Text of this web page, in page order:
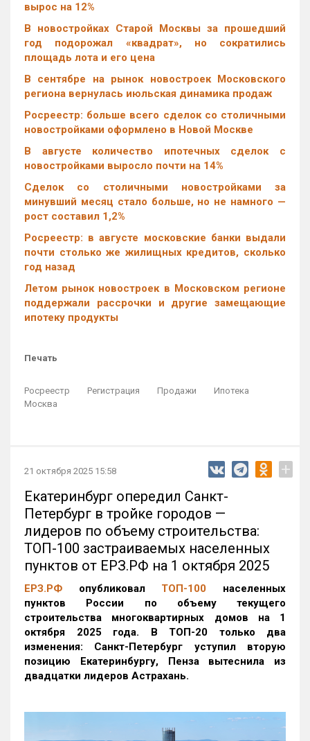
вырос на 12%
В новостройках Старой Москвы за прошедший
год подорожал «квадрат», но сократились
площадь лота и его цена
В сентябре на рынок новостроек Московского
региона вернулась июльская динамика продаж
Росреестр: больше всего сделок со столичными
новостройками оформлено в Новой Москве
В августе количество ипотечных сделок с
новостройками выросло почти на 14%
Cделок со столичными новостройками за
минувший месяц стало больше, но не намного —
рост составил 1,2%
Росреестр: в августе московские банки выдали
почти столько же жилищных кредитов, сколько
год назад
Летом рынок новостроек в Московском регионе
поддержали рассрочки и другие замещающие
ипотеку продукты
Печать
Росреестр Регистрация Продажи
Ипотека
Москва
21 октября 2025 15:58 +
Екатеринбург опередил Санкт-
Петербург в тройке городов —
лидеров по объему строительства:
ТОП-100 застраиваемых населенных
пунктов от ЕРЗ.РФ на 1 октября 2025
ЕРЗ.РФ опубликовал ТОП-100 населенных
пунктов России по объему текущего
строительства многоквартирных домов на 1
октября 2025 года. В ТОП-20 только два
изменения: Санкт-Петербург уступил вторую
позицию Екатеринбургу, Пенза вытеснила из
двадцатки лидеров Астрахань.